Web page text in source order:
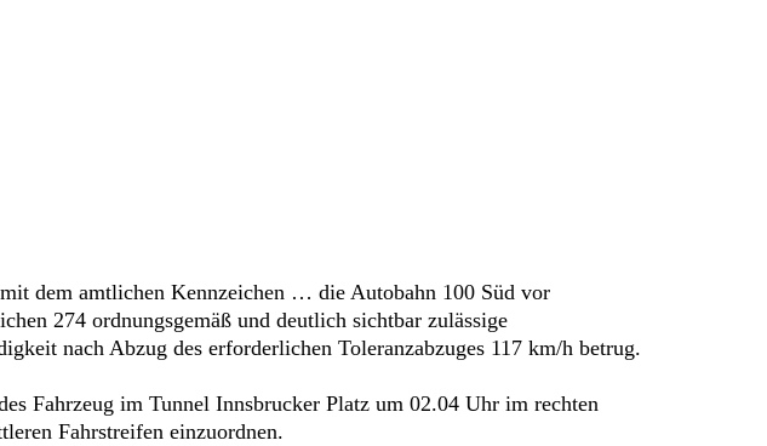
dem amtlichen Kennzeichen … die Autobahn 100 Süd vor
274 ordnungsgemäß und deutlich sichtbar zulässige
nach Abzug des erforderlichen Toleranzabzuges 117 km/h betrug.
Fahrzeug im Tunnel Innsbrucker Platz um 02.04 Uhr im rechten
Fahrstreifen einzuordnen.